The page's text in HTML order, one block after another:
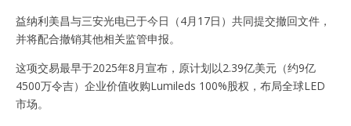
益纳利美昌与三安光电已于今日（4月17日）共同提交撤回文件，
并将配合撤销其他相关监管申报。
这项交易最早于2025年8月宣布，原计划以2.39亿美元（约9亿
4500万令吉）企业价值收购Lumileds 100%股权，布局全球LED
市场。